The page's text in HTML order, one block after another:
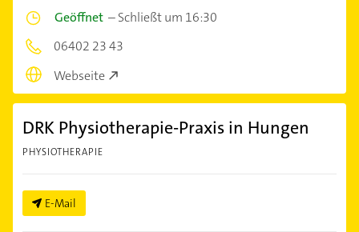
Geöffnet –Schließt um 16:30
06402 23 43
Webseite
DRK Physiotherapie-Praxis in Hungen
PHYSIOTHERAPIE
E-Mail